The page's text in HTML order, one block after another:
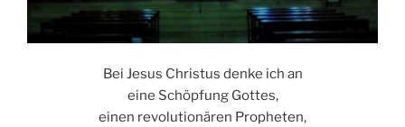
Bei Jesus Christus denke ich an
eine Schöpfung Gottes,
einen revolutionären Propheten,